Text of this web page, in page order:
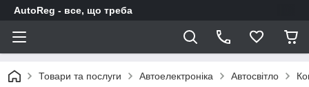
AutoReg - все, що треба
Товари та послуги Автоелектроніка Автосвітло